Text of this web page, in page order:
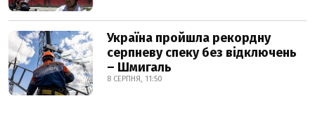
Україна пройшла рекордну
серпневу спеку без відключень
– Шмигаль
8 СЕРПНЯ, 11:50